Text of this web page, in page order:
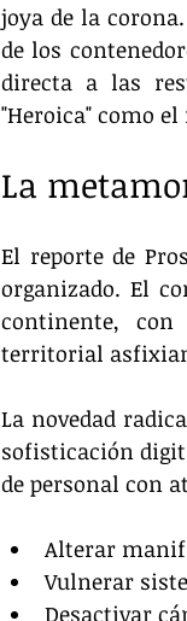
joya de la
de los
directa a las
"Heroica" como
La
El reporte de
organizado. El
continente,
territorial
La novedad
sofisticación
de personal con
Alterar
Vulnerar
Desactivar